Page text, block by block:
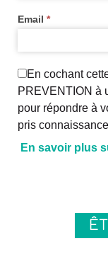
Email *
En cochant
PREVENTION à
pour répondre à
pris
En savoir plus